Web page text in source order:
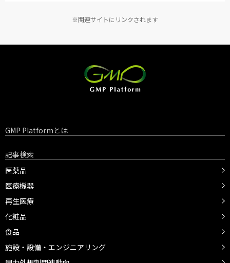
※関連サイトにリンクされます
GMP Platformとは
記事検索
医薬品
医療機器
再生医療
化粧品
食品
施設・設備・エンジニアリング